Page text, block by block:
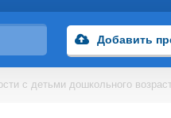
Добавить
с детьми дошкольного